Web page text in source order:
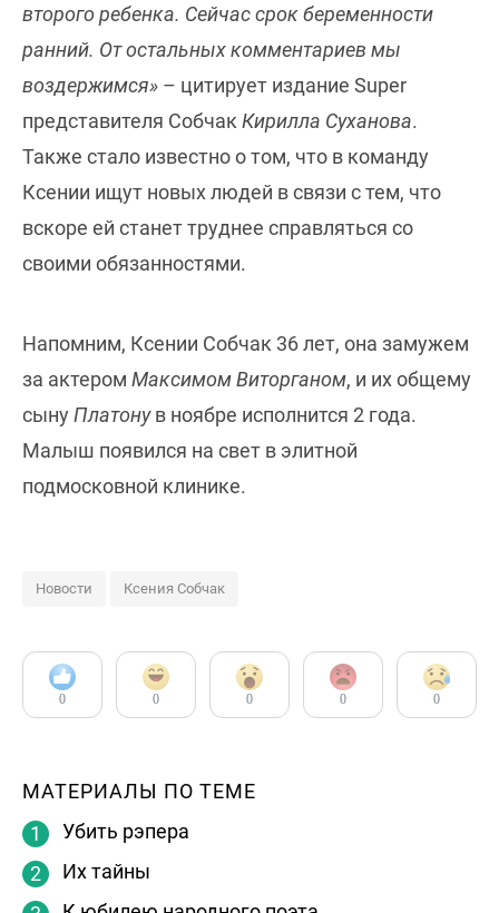
второго ребенка. Сейчас срок беременности
ранний. От остальных комментариев мы
воздержимся» – цитирует издание Super
представителя Собчак Кирилла Суханова.
Также стало известно о том, что в команду
Ксении ищут новых людей в связи с тем, что
вскоре ей станет труднее справляться со
своими обязанностями.
Напомним, Ксении Собчак 36 лет, она замужем
за актером Максимом Виторганом, и их общему
сынуПлатонув ноябре исполнится 2 года.
Малыш появился на свет в элитной
подмосковной клинике.
Новости Ксения Собчак
0 0 0 0 0
МАТЕРИАЛЫ ПО ТЕМЕ
Убить рэпера
Их тайны